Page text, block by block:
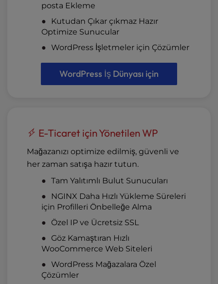
posta Ekleme
Kutudan Çıkar çıkmaz Hazır
Optimize Sunucular
WordPress İşletmeler için Çözümler
WordPress İş Dünyası için
E-Ticaret için Yönetilen WP
Mağazanızı optimize edilmiş, güvenli ve
her zaman satışa hazır tutun.
Tam Yalıtımlı Bulut Sunucuları
NGINX Daha Hızlı Yükleme Süreleri
için Profilleri Önbelleğe Alma
Özel IP ve Ücretsiz SSL
Göz Kamaştıran Hızlı
WooCommerce Web Siteleri
WordPress Mağazalara Özel
Çözümler